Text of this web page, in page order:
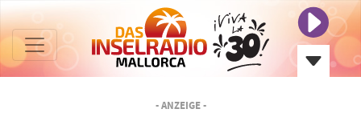
- ANZEIGE -